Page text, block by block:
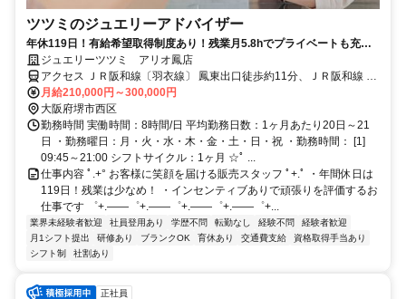
ツツミのジュエリーアドバイザー
年休119日！有給希望取得制度あり！残業月5.8hでプライベートも充実
◎ノルマなし！
ジュエリーツツミ アリオ鳳店
アクセス ＪＲ阪和線〔羽衣線〕 鳳東出口徒歩約11分、ＪＲ阪和線 鳳
東出口徒歩約11分
月給210,000円～300,000円
大阪府堺市西区
勤務時間 実働時間：8時間/日 平均勤務日数：1ヶ月あたり20日～21
日 ・勤務曜日：月・火・水・木・金・土・日・祝 ・勤務時間： [1]
09:45～21:00 シフトサイクル：1ヶ月 ☆ﾟ ...
仕事内容 ﾟ.+° お客様に笑顔を届ける販売スタッフ ﾟ+.ﾟ ・年間休日は
119日！残業は少なめ！ ・インセンティブありで頑張りを評価するお
仕事です ゜+.――゜+.――゜+.――゜+.――゜+...
業界未経験者歓迎 社員登用あり 学歴不問 転勤なし 経験不問
経験者歓迎
月1シフト提出
研修あり ブランクOK 育休あり 交通費支給
資格取得手当あり
シフト制
社割あり
正社員